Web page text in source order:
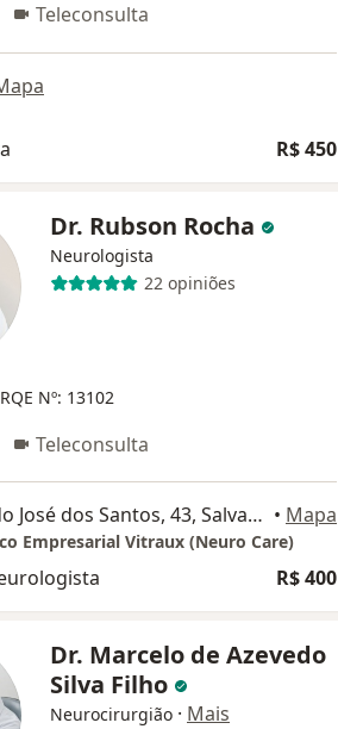
Teleconsulta
R$ 450
Dr. Rubson Rocha
Neurologista
22 opiniões
Nº: 13102
Teleconsulta
Rua Eduardo José dos Santos, 43, Salvador • Mapa
Empresarial Vitraux (Neuro Care)
R$ 400
Dr. Marcelo de Azevedo
Silva Filho
Neurocirurgião · Mais